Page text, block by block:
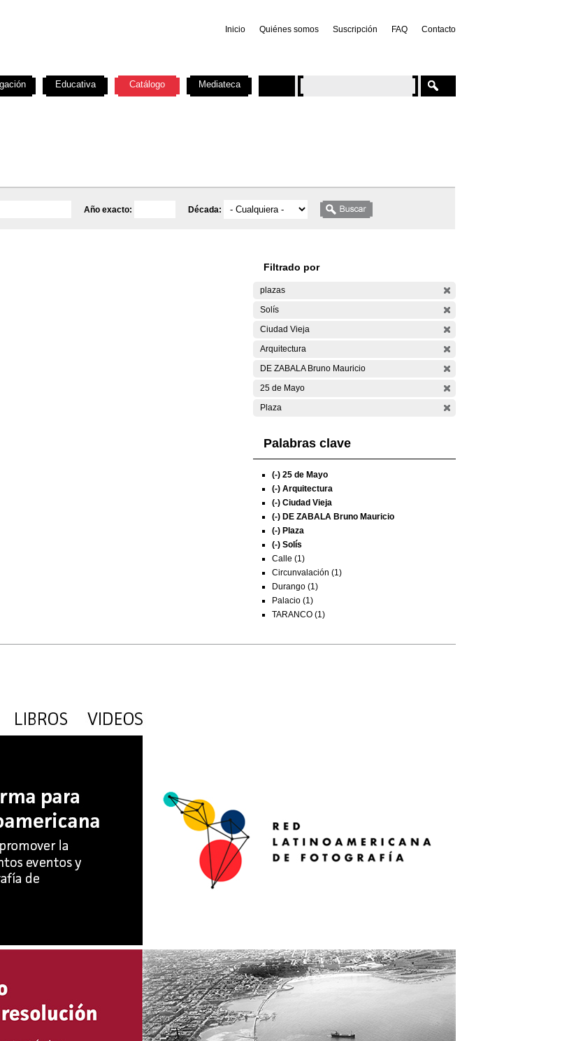
Inicio Quiénes somos Suscripción FAQ Contacto
Año exacto: Década:
Filtrado por
plazas
Solís
Ciudad Vieja
Arquitectura
DE ZABALA Bruno Mauricio
25 de Mayo
Plaza
Palabras clave
(-) 25 de Mayo
(-) Arquitectura
(-) Ciudad Vieja
(-) DE ZABALA Bruno Mauricio
(-) Plaza
(-) Solís
Calle (1)
Circunvalación (1)
Durango (1)
Palacio (1)
TARANCO (1)
Educativa Catálogo Mediateca